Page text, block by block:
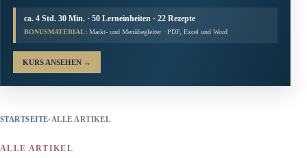
ca. 4 Std. 30 Min. · 50 Lerneinheiten · 22 Rezepte
BONUSMATERIAL: Markt- und Menübegleiter · PDF, Excel und Word
KURS ANSEHEN →
STARTSEITE› ALLE ARTIKEL
ALLE ARTIKEL